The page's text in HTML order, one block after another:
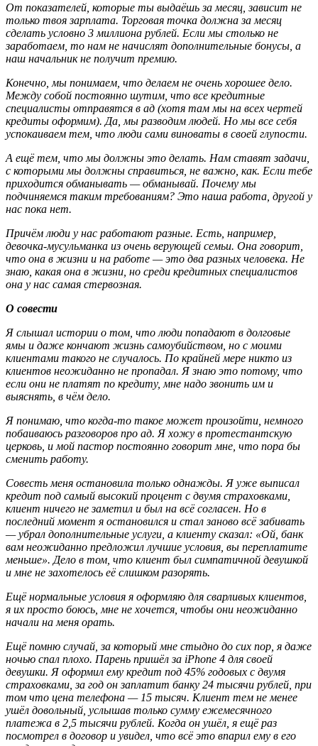
От показателей, которые ты выдаёшь за месяц, зависит не
только твоя зарплата. Торговая точка должна за месяц
сделать условно 3 миллиона рублей. Если мы столько не
заработаем, то нам не начислят дополнительные бонусы, а
наш начальник не получит премию.
Конечно, мы понимаем, что делаем не очень хорошее дело.
Между собой постоянно шутим, что все кредитные
специалисты отправятся в ад (хотя там мы на всех чертей
кредиты оформим). Да, мы разводим людей. Но мы все себя
успокаиваем тем, что люди сами виноваты в своей глупости.
А ещё тем, что мы должны это делать. Нам ставят задачи,
с которыми мы должны справиться, не важно, как. Если тебе
приходится обманывать — обманывай. Почему мы
подчиняемся таким требованиям? Это наша работа, другой у
нас пока нет.
Причём люди у нас работают разные. Есть, например,
девочка-мусульманка из очень верующей семьи. Она говорит,
что она в жизни и на работе — это два разных человека. Не
знаю, какая она в жизни, но среди кредитных специалистов
она у нас самая стервозная.
О совести
Я слышал истории о том, что люди попадают в долговые
ямы и даже кончают жизнь самоубийством, но с моими
клиентами такого не случалось. По крайней мере никто из
клиентов неожиданно не пропадал. Я знаю это потому, что
если они не платят по кредиту, мне надо звонить им и
выяснять, в чём дело.
Я понимаю, что когда-то такое может произойти, немного
побаиваюсь разговоров про ад. Я хожу в протестантскую
церковь, и мой пастор постоянно говорит мне, что пора бы
сменить работу.
Совесть меня остановила только однажды. Я уже выписал
кредит под самый высокий процент с двумя страховками,
клиент ничего не заметил и был на всё согласен. Но в
последний момент я остановился и стал заново всё забивать
— убрал дополнительные услуги, а клиенту сказал: «Ой, банк
вам неожиданно предложил лучшие условия, вы переплатите
меньше». Дело в том, что клиент был симпатичной девушкой
и мне не захотелось её слишком разорять.
Ещё нормальные условия я оформляю для сварливых клиентов,
я их просто боюсь, мне не хочется, чтобы они неожиданно
начали на меня орать.
Ещё помню случай, за который мне стыдно до сих пор, я даже
ночью спал плохо. Парень пришёл за iPhone 4 для своей
девушки. Я оформил ему кредит под 45% годовых с двумя
страховками, за год он заплатит банку 24 тысячи рублей, при
том что цена телефона — 15 тысяч. Клиент тем не менее
ушёл довольный, услышав только сумму ежемесячного
платежа в 2,5 тысячи рублей. Когда он ушёл, я ещё раз
посмотрел в договор и увидел, что всё это впарил ему в его